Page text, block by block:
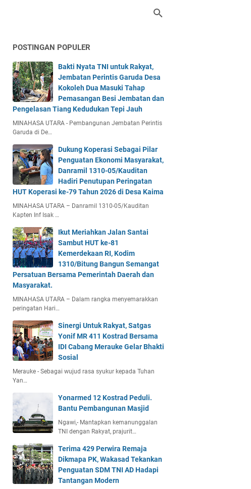
POSTINGAN POPULER
Bakti Nyata TNI untuk Rakyat,
Jembatan Perintis Garuda Desa
Kokoleh Dua Masuki Tahap
Pemasangan Besi Jembatan dan
Pengelasan Tiang Kedudukan Tepi Jauh
MINAHASA UTARA - Pembangunan Jembatan Perintis
Garuda di De…
Dukung Koperasi Sebagai Pilar
Penguatan Ekonomi Masyarakat,
Danramil 1310-05/Kauditan
Hadiri Penutupan Peringatan
HUT Koperasi ke-79 Tahun 2026 di Desa Kaima
MINAHASA UTARA – Danramil 1310-05/Kauditan
Kapten Inf Isak …
Ikut Meriahkan Jalan Santai
Sambut HUT ke-81
Kemerdekaan RI, Kodim
1310/Bitung Bangun Semangat
Persatuan Bersama Pemerintah Daerah dan
Masyarakat.
MINAHASA UTARA – Dalam rangka menyemarakkan
peringatan Hari…
Sinergi Untuk Rakyat, Satgas
Yonif MR 411 Kostrad Bersama
IDI Cabang Merauke Gelar Bhakti
Sosial
Merauke - Sebagai wujud rasa syukur kepada Tuhan
Yan…
Yonarmed 12 Kostrad Peduli.
Bantu Pembangunan Masjid
Ngawi,- Mantapkan kemanunggalan
TNI dengan Rakyat, prajurit…
Terima 429 Perwira Remaja
Dikmapa PK, Wakasad Tekankan
Penguatan SDM TNI AD Hadapi
Tantangan Modern